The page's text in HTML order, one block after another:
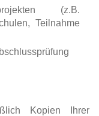
(z.B.
Teilnahme
Kopien Ihrer